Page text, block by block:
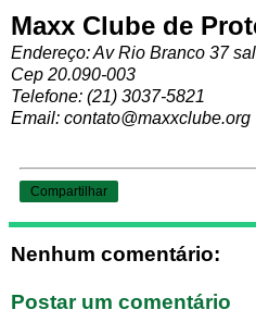
Maxx Clube de
Endereço: Av Rio Branco 37
Cep 20.090-003
Telefone: (21) 3037-5821
Email: contato@maxxclube.org
Compartilhar
Nenhum comentário:
Postar um comentário